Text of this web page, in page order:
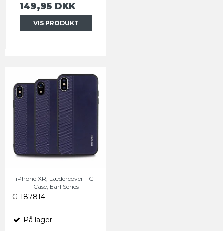
149,95 DKK
VIS PRODUKT
iPhone XR, Lædercover - G-
Case, Earl Series
G-187814
På lager